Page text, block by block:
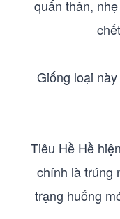
quấn thân,
Giống loại
Tiêu Hề Hề
chính là trúng
trạng huống